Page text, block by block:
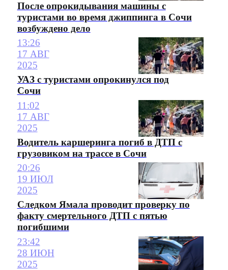
После опрокидывания машины с
туристами во время джиппинга в Сочи
возбуждено дело
13:26
17 АВГ
2025
УАЗ с туристами опрокинулся под
Сочи
11:02
17 АВГ
2025
Водитель каршеринга погиб в ДТП с
грузовиком на трассе в Сочи
20:26
19 ИЮЛ
2025
Следком Ямала проводит проверку по
факту смертельного ДТП с пятью
погибшими
23:42
28 ИЮН
2025